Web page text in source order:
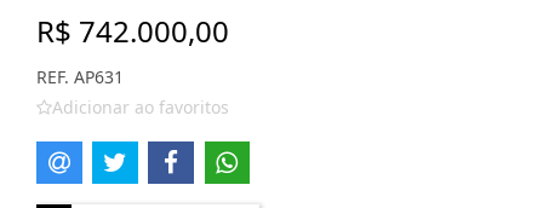
R$ 742.000,00
REF. AP631
Adicionar ao favoritos